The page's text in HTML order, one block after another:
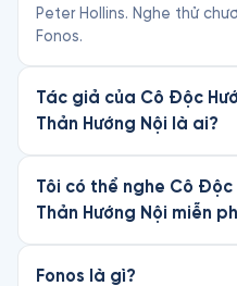
Peter Hollins. Nghe thử
Fonos.
Tác giả của Cô Độc
Thản Hướng Nội là ai?
Tôi có thể nghe Cô Độc
Thản Hướng Nội miễn
Fonos là gì?